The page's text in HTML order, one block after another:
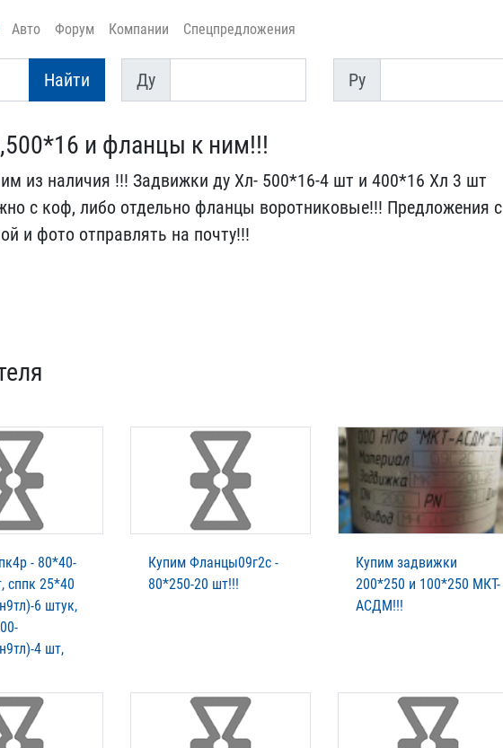
Авто Форум Компании Спецпредложения
Найти
Ду
Ду
Py
Py
и фланцы к ним!!​!
из наличия !!! Зад​вижки ду Хл- 500*16-4 шт​ и 400*16 Хл 3 шт
​с коф, либо отдельно фла​нцы воротниковые!!! Пред​ложения с
и фото о​тправлять на почту!!!
- 80*40-
сппк 25*40
6 штук,
4 шт,
Купим Фланцы09г2с -
80*250-20 шт!!!
Купим задвижки
200*250 и 100*250 МКТ-
АСДМ!!!